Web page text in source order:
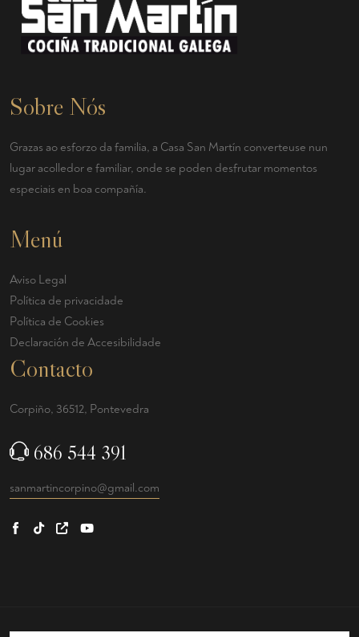
Sobre Nós
Grazas ao esforzo da familia, a Casa San Martín converteuse nun
lugar acolledor e familiar, onde se poden desfrutar momentos
especiais en boa compañía.
Menú
Aviso Legal
Política de privacidade
Política de Cookies
Declaración de Accesibilidade
Contacto
Corpiño, 36512, Pontevedra
686 544 391
sanmartincorpino@gmail.com